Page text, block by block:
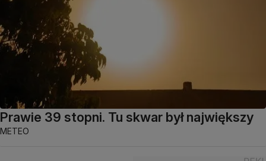
Prawie 39 stopni. Tu skwar był największy
METEO